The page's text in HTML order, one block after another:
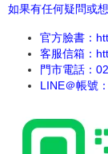
如果有任何疑問或
官方臉書：
客服信箱：
門市電話：
LINE＠帳號：